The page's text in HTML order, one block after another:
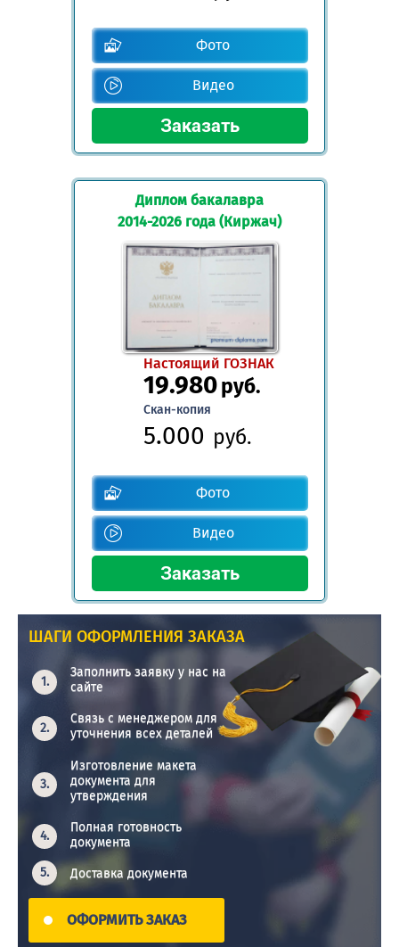
Фото
Видео
Диплом бакалавра
2014-2026 года (Киржач)
Настоящий ГОЗНАК
19.980руб.
Скан-копия
5.000 руб.
Фото
Видео
ШАГИ ОФОРМЛЕНИЯ ЗАКАЗА
Заполнить заявку у нас на
сайте
Связь с менеджером для
уточнения всех деталей
Изготовление макета
документа для
утверждения
Полная готовность
документа
Доставка документа
ОФОРМИТЬ ЗАКАЗ